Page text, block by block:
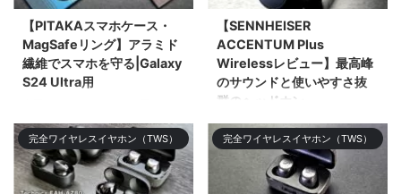
【PITAKAスマホケース・
MagSafeリング】アラミド
繊維でスマホを守る|Galaxy
S24 Ultra用
PITAKAのアラミド繊維のケース
やMagSafeリング、スクリーン
プロ&# ...
【SENNHEISER
ACCENTUM Plus
Wirelessレビュー】最高峰
のサウンドと使いやすさ抜
群のヘッドホン
今回はSENNHEISERのミドルレ
ンジモデル「SENNHEISER
ACCENTUM Plus Wireless」を
レビューする。ミドル ...
完全ワイヤレスイヤホン（TWS） 完全ワイヤレスイヤホン（TWS）